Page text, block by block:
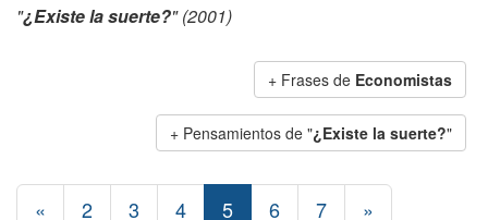
"¿Existe la suerte?" (2001)
+ Frases de Economistas
+ Pensamientos de "¿Existe la suerte?"
« 2 3 4 5 6 7 »